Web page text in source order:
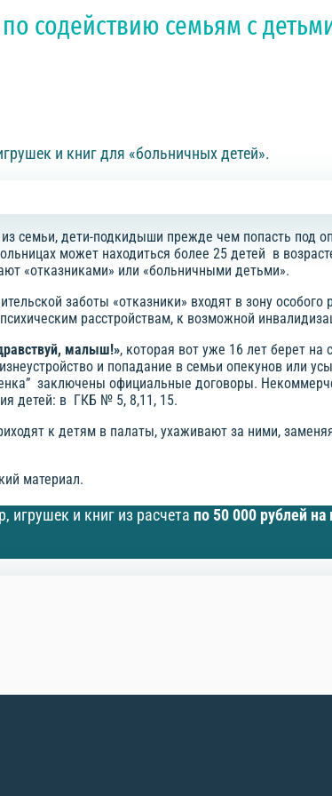
содействию семьям с
и книг для «больничных детей».
дети-подкидыши прежде чем попасть под
может находиться более 25 детей в
«отказниками» или «больничными детьми».
заботы «отказники» входят в зону особого
расстройствам, к возможной
малыш!», которая вот уже 16 лет берет на
и попадание в семьи опекунов или
заключены официальные договоры.
детей: в ГКБ № 5, 8,11, 15.
к детям в палаты, ухаживают за ними,
материал.
игрушек и книг из расчета по 50 000 рублей